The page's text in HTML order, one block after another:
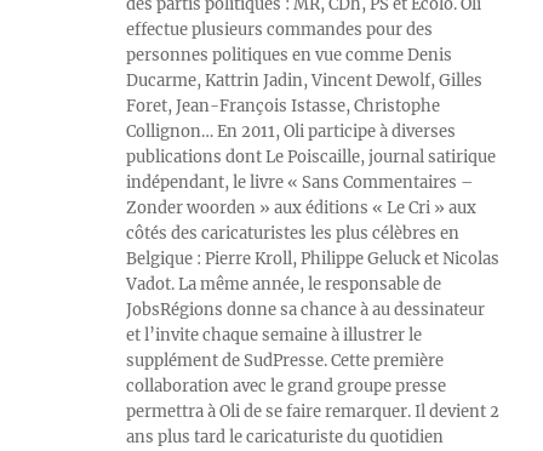
des partis politiques : MR, CDh, PS et Ecolo. Oli
effectue plusieurs commandes pour des
personnes politiques en vue comme Denis
Ducarme, Kattrin Jadin, Vincent Dewolf, Gilles
Foret, Jean-François Istasse, Christophe
Collignon… En 2011, Oli participe à diverses
publications dont Le Poiscaille, journal satirique
indépendant, le livre « Sans Commentaires –
Zonder woorden » aux éditions « Le Cri » aux
côtés des caricaturistes les plus célèbres en
Belgique : Pierre Kroll, Philippe Geluck et Nicolas
Vadot. La même année, le responsable de
JobsRégions donne sa chance à au dessinateur
et l’invite chaque semaine à illustrer le
supplément de SudPresse. Cette première
collaboration avec le grand groupe presse
permettra à Oli de se faire remarquer. Il devient 2
ans plus tard le caricaturiste du quotidien